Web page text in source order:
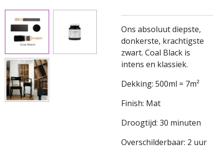
Ons absoluut diepste,
donkerste, krachtigste
zwart. Coal Black is
intens en klassiek.
Dekking: 500ml = 7m²
Finish: Mat
Droogtijd: 30 minuten
Overschilderbaar: 2 uur